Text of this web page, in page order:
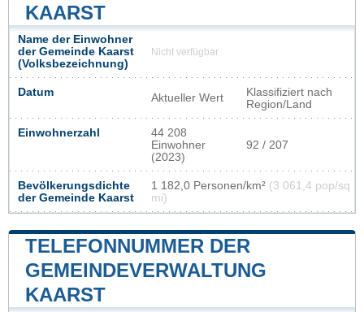
KAARST
Name der Einwohner
der Gemeinde Kaarst
(Volksbezeichnung)
Nicht verfügbar
Datum Aktueller Wert
Klassifiziert nach
Region/Land
Einwohnerzahl
44 208
Einwohner
(2023)
92 / 207
Bevölkerungsdichte
der Gemeinde Kaarst
1 182,0 Personen/km² (3 061,4 pop/sq
mi)
TELEFONNUMMER DER
GEMEINDEVERWALTUNG
KAARST